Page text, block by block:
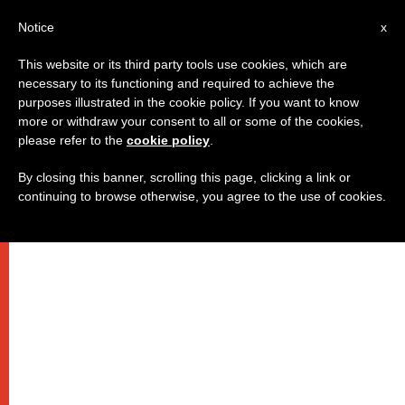
باب الحقيقة واحد والمفاتيح ثلاثة
حديث للمونسينيور فولّو في الأونيسكو
x
Notice
This website or its third party tools use cookies, which are
necessary to its functioning and required to achieve the
purposes illustrated in the cookie policy. If you want to know
more or withdraw your consent to all or some of the cookies,
please refer to the cookie policy
By closing this banner, scrolling this page, clicking a link or
continuing to browse otherwise, you agree to the use of cookies.